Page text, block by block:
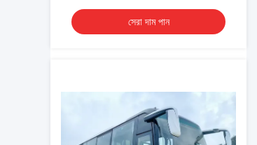
বাস আরএইচডি / এলএইচডি
সেরা দাম পান